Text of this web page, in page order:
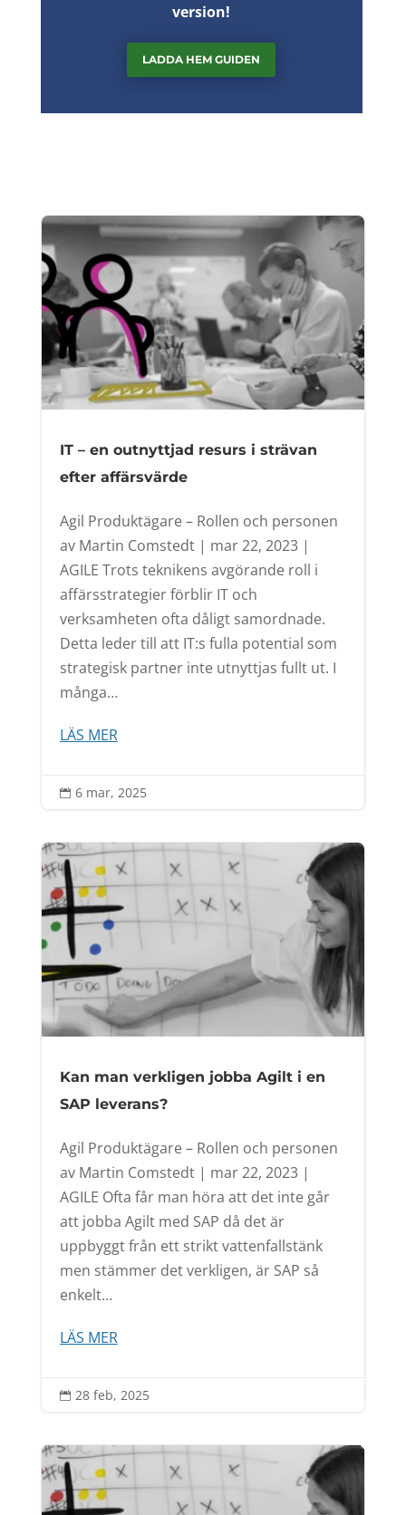
version!
LADDA HEM GUIDEN
IT – en outnyttjad resurs i strävan
efter affärsvärde
Agil Produktägare – Rollen och personen
av Martin Comstedt | mar 22, 2023 |
AGILE Trots teknikens avgörande roll i
affärsstrategier förblir IT och
verksamheten ofta dåligt samordnade.
Detta leder till att IT:s fulla potential som
strategisk partner inte utnyttjas fullt ut. I
många…
LÄS MER
 6 mar, 2025
Kan man verkligen jobba Agilt i en
SAP leverans?
Agil Produktägare – Rollen och personen
av Martin Comstedt | mar 22, 2023 |
AGILE Ofta får man höra att det inte går
att jobba Agilt med SAP då det är
uppbyggt från ett strikt vattenfallstänk
men stämmer det verkligen, är SAP så
enkelt…
LÄS MER
 28 feb, 2025